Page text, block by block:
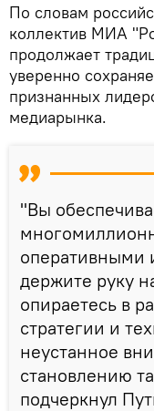
По словам
коллектив МИА
продолжает
уверенно
признанных
медиарынка.
"Вы
оперативными
держите руку
опираетесь в
стратегии и
неустанное
становлению
подчеркнул